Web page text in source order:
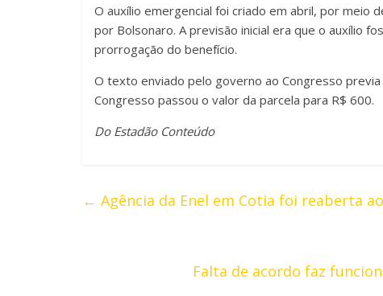
O auxílio emergencial foi criado em abril, por meio
por Bolsonaro. A previsão inicial era que o auxílio
prorrogação do benefício.
O texto enviado pelo governo ao Congresso
Congresso passou o valor da parcela para R$ 600.
Do Estadão Conteúdo
← Agência da Enel em Cotia foi reaberta
Falta de acordo faz